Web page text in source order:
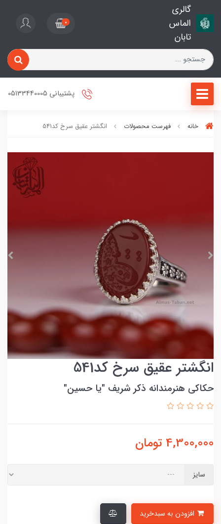
گالری
الماس
تابان
0
پشتیبانی 05133440005
خانه فهرست محصولات انگشتر عقیق سرخ کد541
انگشتر عقیق سرخ کد541
حکاکی هنرمندانه ذکر شریف ″یا حسین″ ‌
4,300,000 تومان
سایز